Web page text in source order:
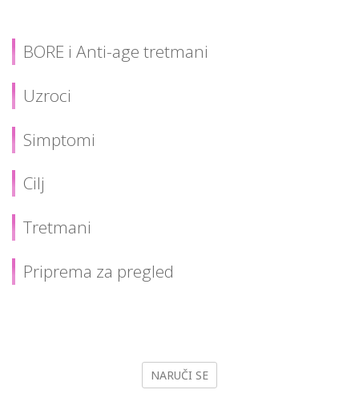
BORE i Anti-age tretmani
Uzroci
Simptomi
Cilj
Tretmani
Priprema za pregled
NARUČI SE